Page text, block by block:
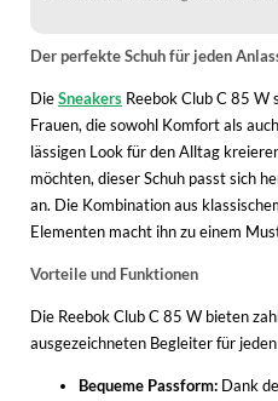
Der perfekte Schuh für jeden
DieSneakers Reebok Club C 85 W
Frauen, die sowohl Komfort als
lässigen Look für den Alltag
möchten, dieser Schuh passt sich
an. Die Kombination aus
Elementen macht ihn zu einem
Vorteile und Funktionen
Die Reebok Club C 85 W bieten
ausgezeichneten Begleiter für
Bequeme Passform: Dank